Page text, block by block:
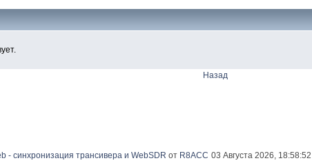
Назад
- синхронизация трансивера и WebSDR от R8ACC 03 Августа 2026, 18:58:52